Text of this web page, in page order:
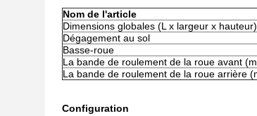
Nom de l'article
Dimensions globales (L x largeur x hauteur)
Dégagement au sol
Basse-roue
La bande de roulement de la roue avant
La bande de roulement de la roue arrière
Configuration